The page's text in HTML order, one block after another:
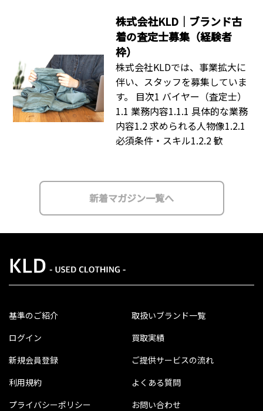
株式会社KLD｜ブランド古
着の査定士募集（経験者
枠）
株式会社KLDでは、事業拡大に
伴い、スタッフを募集していま
す。 目次1 バイヤー（査定士）
1.1 業務内容1.1.1 具体的な業務
内容1.2 求められる人物像1.2.1
必須条件・スキル1.2.2 歓
新着マガジン一覧へ
基準のご紹介
ログイン
新規会員登録
利用規約
プライバシーポリシー
取扱いブランド一覧
買取実績
ご提供サービスの流れ
よくある質問
お問い合わせ